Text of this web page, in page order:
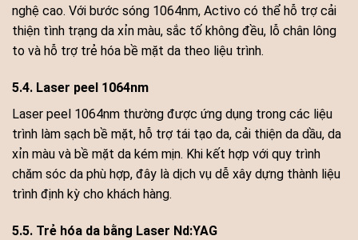
nghệ cao. Với bước sóng 1064nm, Activo có thể hỗ trợ cải
thiện tình trạng da xỉn màu, sắc tố không đều, lỗ chân lông
to và hỗ trợ trẻ hóa bề mặt da theo liệu trình.
5.4. Laser peel 1064nm
Laser peel 1064nm thường được ứng dụng trong các liệu
trình làm sạch bề mặt, hỗ trợ tái tạo da, cải thiện da dầu, da
xỉn màu và bề mặt da kém mịn. Khi kết hợp với quy trình
chăm sóc da phù hợp, đây là dịch vụ dễ xây dựng thành liệu
trình định kỳ cho khách hàng.
5.5. Trẻ hóa da bằng Laser Nd:YAG